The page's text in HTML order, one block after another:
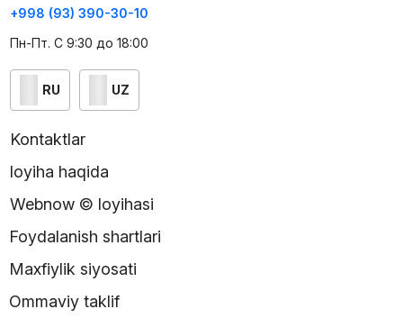
+998 (93) 390-30-10
Пн-Пт. С 9:30 до 18:00
RU UZ
Kontaktlar
loyiha haqida
Webnow © loyihasi
Foydalanish shartlari
Maxfiylik siyosati
Ommaviy taklif